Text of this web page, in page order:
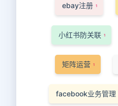
ebay注册 1
小红书防关联 1
矩阵运营 1
facebook业务管理